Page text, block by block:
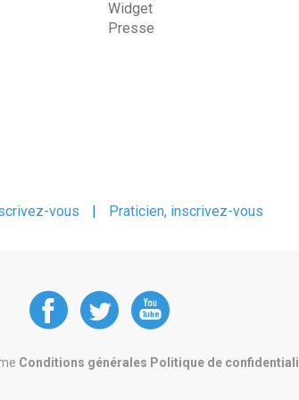
Widget
Presse
vous Praticien, inscrivez-vous
DoctorAnyTime
at at at
Conditions générales Politique de